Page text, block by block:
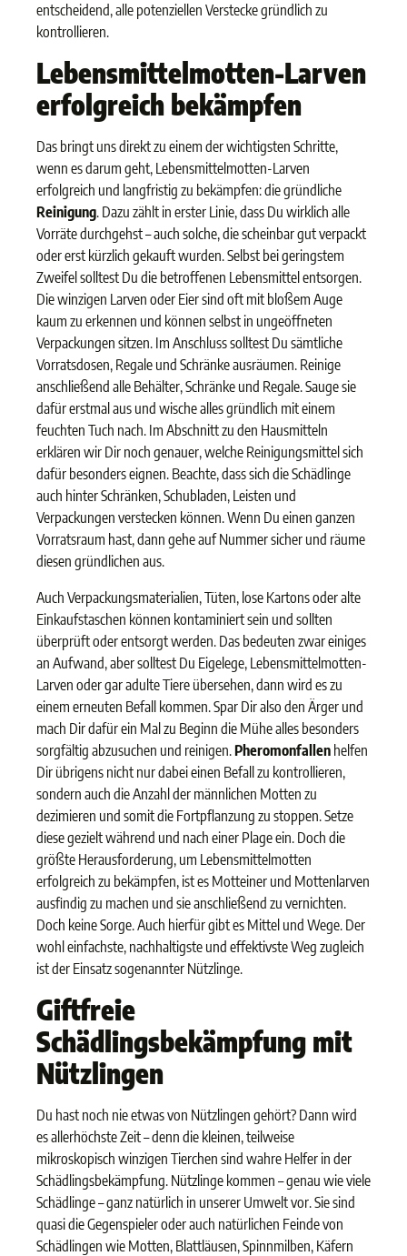
entscheidend, alle potenziellen Verstecke gründlich zu
kontrollieren.
Lebensmittelmotten-Larven
erfolgreich bekämpfen
Das bringt uns direkt zu einem der wichtigsten Schritte,
wenn es darum geht, Lebensmittelmotten-Larven
erfolgreich und langfristig zu bekämpfen: die gründliche
Reinigung. Dazu zählt in erster Linie, dass Du wirklich alle
Vorräte durchgehst – auch solche, die scheinbar gut verpackt
oder erst kürzlich gekauft wurden. Selbst bei geringstem
Zweifel solltest Du die betroffenen Lebensmittel entsorgen.
Die winzigen Larven oder Eier sind oft mit bloßem Auge
kaum zu erkennen und können selbst in ungeöffneten
Verpackungen sitzen. Im Anschluss solltest Du sämtliche
Vorratsdosen, Regale und Schränke ausräumen. Reinige
anschließend alle Behälter, Schränke und Regale. Sauge sie
dafür erstmal aus und wische alles gründlich mit einem
feuchten Tuch nach. Im Abschnitt zu den Hausmitteln
erklären wir Dir noch genauer, welche Reinigungsmittel sich
dafür besonders eignen. Beachte, dass sich die Schädlinge
auch hinter Schränken, Schubladen, Leisten und
Verpackungen verstecken können. Wenn Du einen ganzen
Vorratsraum hast, dann gehe auf Nummer sicher und räume
diesen gründlichen aus.
Auch Verpackungsmaterialien, Tüten, lose Kartons oder alte
Einkaufstaschen können kontaminiert sein und sollten
überprüft oder entsorgt werden. Das bedeuten zwar einiges
an Aufwand, aber solltest Du Eigelege, Lebensmittelmotten-
Larven oder gar adulte Tiere übersehen, dann wird es zu
einem erneuten Befall kommen. Spar Dir also den Ärger und
mach Dir dafür ein Mal zu Beginn die Mühe alles besonders
sorgfältig abzusuchen und reinigen.Pheromonfallen helfen
Dir übrigens nicht nur dabei einen Befall zu kontrollieren,
sondern auch die Anzahl der männlichen Motten zu
dezimieren und somit die Fortpflanzung zu stoppen. Setze
diese gezielt während und nach einer Plage ein. Doch die
größte Herausforderung, um Lebensmittelmotten
erfolgreich zu bekämpfen, ist es Motteiner und Mottenlarven
ausfindig zu machen und sie anschließend zu vernichten.
Doch keine Sorge. Auch hierfür gibt es Mittel und Wege. Der
wohl einfachste, nachhaltigste und effektivste Weg zugleich
ist der Einsatz sogenannter Nützlinge.
Giftfreie
Schädlingsbekämpfung mit
Nützlingen
Du hast noch nie etwas von Nützlingen gehört? Dann wird
es allerhöchste Zeit – denn die kleinen, teilweise
mikroskopisch winzigen Tierchen sind wahre Helfer in der
Schädlingsbekämpfung. Nützlinge kommen – genau wie viele
Schädlinge – ganz natürlich in unserer Umwelt vor. Sie sind
quasi die Gegenspieler oder auch natürlichen Feinde von
Schädlingen wie Motten, Blattläusen, Spinnmilben, Käfern